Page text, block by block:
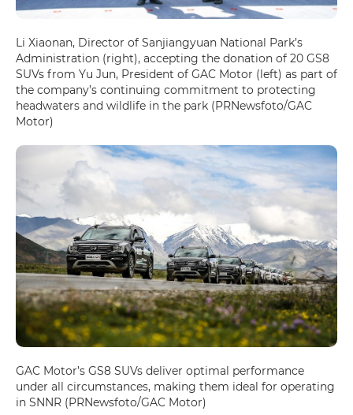
Li Xiaonan, Director of Sanjiangyuan National Park’s
Administration (right), accepting the donation of 20 GS8
SUVs from Yu Jun, President of GAC Motor (left) as part of
the company’s continuing commitment to protecting
headwaters and wildlife in the park (PRNewsfoto/GAC
Motor)
GAC Motor’s GS8 SUVs deliver optimal performance
under all circumstances, making them ideal for operating
in SNNR (PRNewsfoto/GAC Motor)